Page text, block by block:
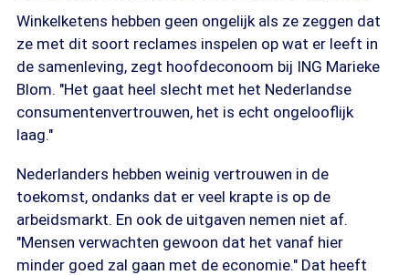
Winkelketens hebben geen ongelijk als ze zeggen dat
ze met dit soort reclames inspelen op wat er leeft in
de samenleving, zegt hoofdeconoom bij ING Marieke
Blom. "Het gaat heel slecht met het Nederlandse
consumentenvertrouwen, het is echt ongelooflijk
laag."
Nederlanders hebben weinig vertrouwen in de
toekomst, ondanks dat er veel krapte is op de
arbeidsmarkt. En ook de uitgaven nemen niet af.
"Mensen verwachten gewoon dat het vanaf hier
minder goed zal gaan met de economie." Dat heeft